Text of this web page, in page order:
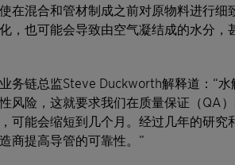
在混合和管材制成之前对原物料进行
，也可能会导致由空气凝结成的水分
务链总监Steve Duckworth解释道：“
风险，这就要求我们在质量保证（QA
可能会缩短到几个月。经过几年的研
商提高导管的可靠性。”